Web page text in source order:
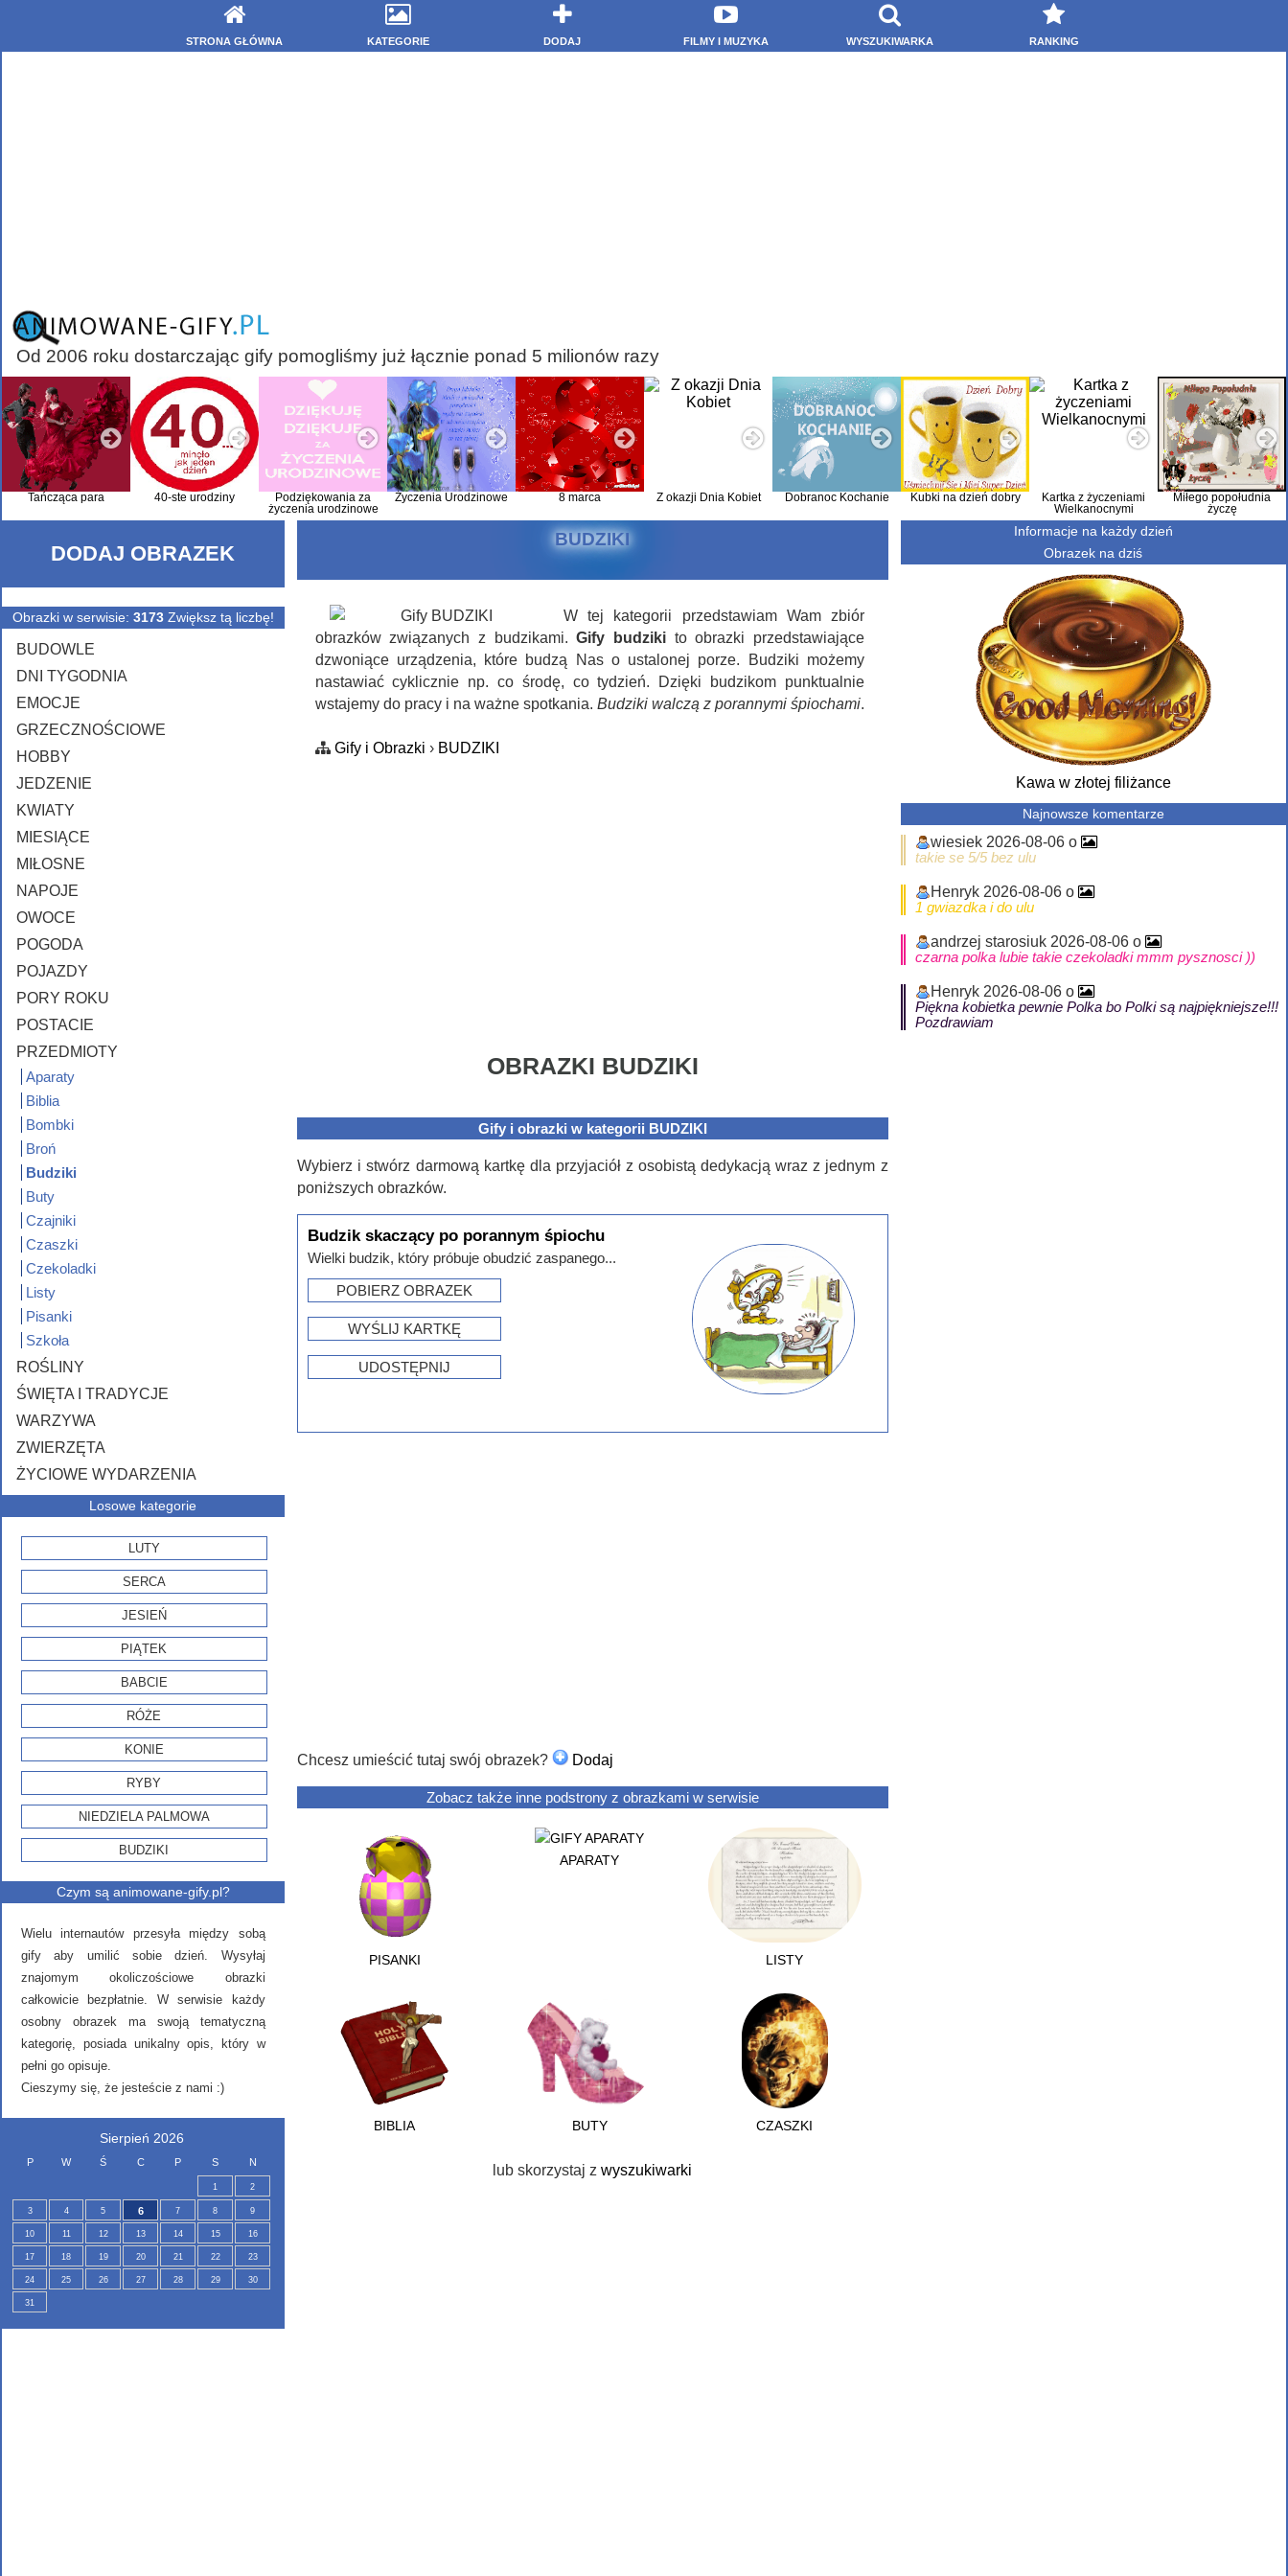
STRONA GŁÓWNA KATEGORIE DODAJ FILMY I MUZYKA WYSZUKIWARKA RANKING
Od 2006 roku dostarczając gify pomogliśmy już łącznie ponad 5 milionów razy
Tańcząca para 40-ste urodziny
Podziękowania za
życzenia urodzinowe
Życzenia Urodzinowe 8 marca Z okazji Dnia Kobiet Dobranoc Kochanie Kubki na dzień dobry
Kartka z życzeniami
Wielkanocnymi
Miłego popołudnia
życzę
DODAJ OBRAZEK
Obrazki w serwisie: 3173Zwiększ tą liczbę!
BUDOWLE
DNI TYGODNIA
EMOCJE
GRZECZNOŚCIOWE
HOBBY
JEDZENIE
KWIATY
MIESIĄCE
MIŁOSNE
NAPOJE
OWOCE
POGODA
POJAZDY
PORY ROKU
POSTACIE
PRZEDMIOTY
Aparaty
Biblia
Bombki
Broń
Budziki
Buty
Czajniki
Czaszki
Czekoladki
Listy
Pisanki
Szkoła
ROŚLINY
ŚWIĘTA I TRADYCJE
WARZYWA
ZWIERZĘTA
ŻYCIOWE WYDARZENIA
Losowe kategorie
LUTY
SERCA
JESIEŃ
PIĄTEK
BABCIE
RÓŻE
KONIE
RYBY
NIEDZIELA PALMOWA
BUDZIKI
Czym są animowane-gify.pl?
Wielu internautów przesyła między sobą
gify aby umilić sobie dzień. Wysyłaj
znajomym okoliczościowe obrazki
całkowicie bezpłatnie. W serwisie każdy
osobny obrazek ma swoją tematyczną
kategorię, posiada unikalny opis, który w
pełni go opisuje.
Cieszymy się, że jesteście z nami :)
Sierpień 2026
P W Ś C P S N
1 2
3 4 5 6 7 8 9
10 11 12 13 14 15 16
17 18 19 20 21 22 23
24 25 26 27 28 29 30
31
BUDZIKI
W tej kategorii przedstawiam Wam zbiór
obrazków związanych z budzikami.Gify budzikito obrazki przedstawiające
dzwoniące urządzenia, które budzą Nas o ustalonej porze. Budziki możemy
nastawiać cyklicznie np. co środę, co tydzień. Dzięki budzikom punktualnie
wstajemy do pracy i na ważne spotkania. Budziki walczą z porannymi śpiochami.
Gify i Obrazki › BUDZIKI
OBRAZKI BUDZIKI
Gify i obrazki w kategorii BUDZIKI
Wybierz i stwórz darmową kartkę dla przyjaciół z osobistą dedykacją wraz z jednym z
poniższych obrazków.
Budzik skaczący po porannym śpiochu
Wielki budzik, który próbuje obudzić zaspanego...
POBIERZ OBRAZEK
WYŚLIJ KARTKĘ
UDOSTĘPNIJ
Chcesz umieścić tutaj swój obrazek? Dodaj
Zobacz także inne podstrony z obrazkami w serwisie
PISANKI
APARATY
LISTY
BIBLIA BUTY CZASZKI
lub skorzystaj zwyszukiwarki
Informacje na każdy dzień
Obrazek na dziś
Kawa w złotej filiżance
Najnowsze komentarze
wiesiek 2026-08-06 o
takie se 5/5 bez ulu
Henryk 2026-08-06 o
1 gwiazdka i do ulu
andrzej starosiuk 2026-08-06 o
czarna polka lubie takie czekoladki mmm pysznosci ))
Henryk 2026-08-06 o
Piękna kobietka pewnie Polka bo Polki są najpiękniejsze!!!
Pozdrawiam